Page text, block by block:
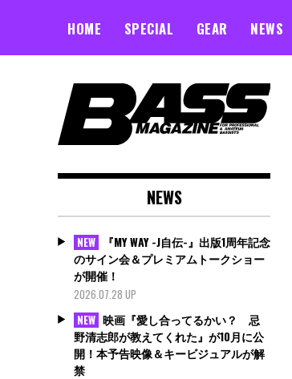
HOME SPECIAL GEAR NEWS
NEWS
NEW
『MY WAY -J自伝-』出版1周年記念
のサイン会＆プレミアムトークショー
が開催！
2026.07.28 UP
NEW 映画『愛し合ってるかい？ 忌
野清志郎が教えてくれた』が10月に公
開！本予告映像＆キービジュアルが解
禁